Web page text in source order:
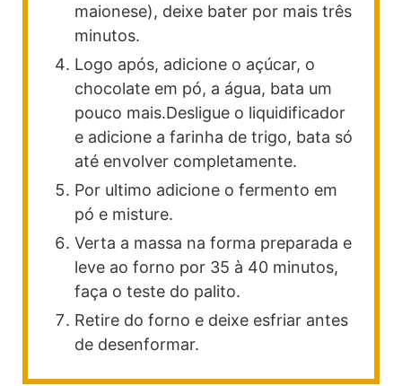
maionese), deixe bater por mais três
minutos.
Logo após, adicione o açúcar, o
chocolate em pó, a água, bata um
pouco mais.Desligue o liquidificador
e adicione a farinha de trigo, bata só
até envolver completamente.
Por ultimo adicione o fermento em
pó e misture.
Verta a massa na forma preparada e
leve ao forno por 35 à 40 minutos,
faça o teste do palito.
Retire do forno e deixe esfriar antes
de desenformar.